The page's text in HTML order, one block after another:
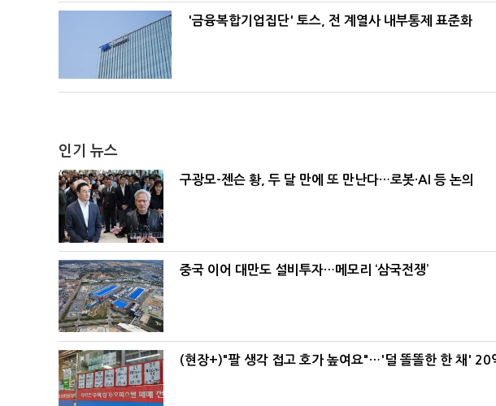
'금융복합기업집단' 토스, 전 계열사 내부통제 표준화
인기 뉴스
구광모-젠슨 황, 두 달 만에 또 만난다…로봇·AI 등 논의
중국 이어 대만도 설비투자…메모리 ‘삼국전쟁’
(현장+)"팔 생각 접고 호가 높여요"…'덜 똘똘한 한 채' 20